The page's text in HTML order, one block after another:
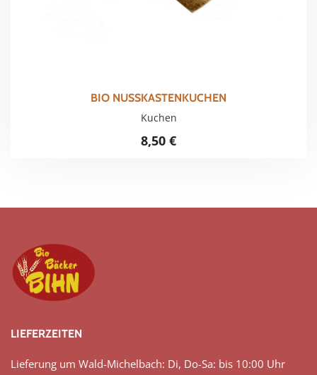
BIO NUSSKASTENKUCHEN
Kuchen
8,50 €
LIEFERZEITEN
Lieferung um Wald-Michelbach: Di, Do-Sa: bis 10:00 Uhr